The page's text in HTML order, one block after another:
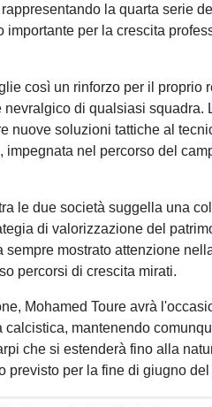
la quarta serie
importante per la crescita
così un rinforzo per il proprio
nevralgico di qualsiasi squadra.
nuove soluzioni tattiche al
impegnata nel percorso del
le due società suggella una
di valorizzazione del
sempre mostrato attenzione
percorsi di crescita mirati.
Mohamed Toure avrà
calcistica, mantenendo
che si estenderà fino alla
previsto per la fine di giugno